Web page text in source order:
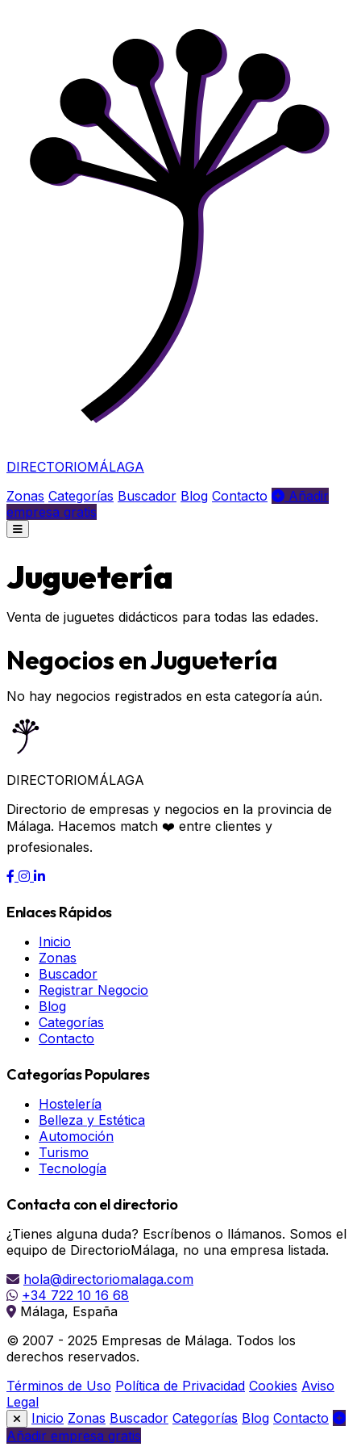
DIRECTORIOMÁLAGA
Zonas Categorías Buscador Blog Contacto
Añadir
empresa gratis
Juguetería
Venta de juguetes didácticos para todas las edades.
Negocios en Juguetería
No hay negocios registrados en esta categoría aún.
DIRECTORIOMÁLAGA
Directorio de empresas y negocios en la provincia de
Málaga. Hacemos match ❤️ entre clientes y
profesionales.
Enlaces Rápidos
Inicio
Zonas
Buscador
Registrar Negocio
Blog
Categorías
Contacto
Categorías Populares
Hostelería
Belleza y Estética
Automoción
Turismo
Tecnología
Contacta con el directorio
¿Tienes alguna duda? Escríbenos o llámanos. Somos el
equipo de DirectorioMálaga, no una empresa listada.
hola@directoriomalaga.com
+34 722 10 16 68
Málaga, España
© 2007 - 2025 Empresas de Málaga. Todos los
derechos reservados.
Términos de Uso Política de Privacidad Cookies Aviso
Legal
Inicio Zonas Buscador Categorías Blog Contacto
Añadir empresa gratis